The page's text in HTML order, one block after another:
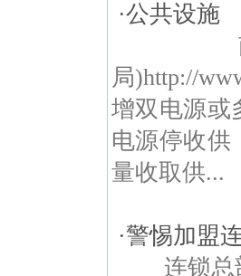
·公共设施
南京
局)http://
增双电源或
电源停收供
量收取供...
·警惕加盟
连锁总部